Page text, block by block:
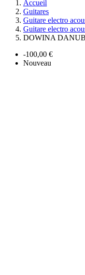
Accueil
Guitares
Guitare electro
Guitare electro
DOWINA
-100,00 €
Nouveau